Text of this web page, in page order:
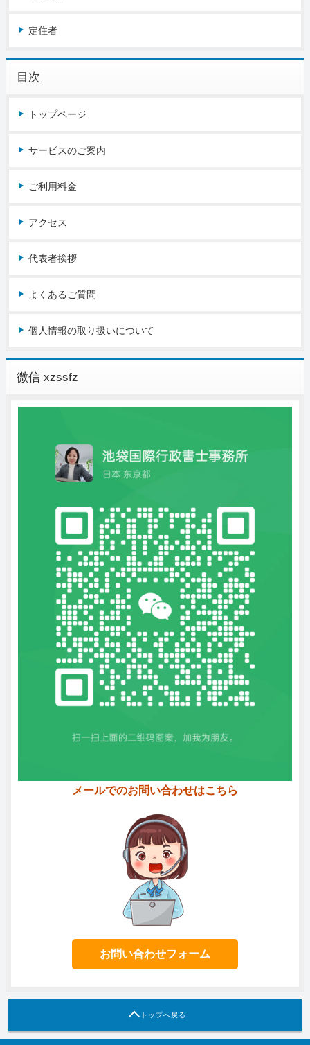
定住者
目次
トップページ
サービスのご案内
ご利用料金
アクセス
代表者挨拶
よくあるご質問
個人情報の取り扱いについて
微信 xzssfz
メールでのお問い合わせはこちら
お問い合わせフォーム
トップへ戻る